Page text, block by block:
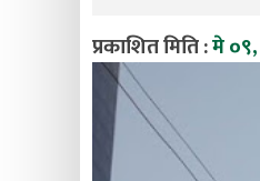
प्रकाशित मिति :मे